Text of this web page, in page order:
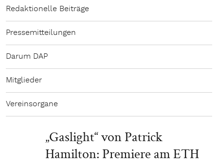
Redaktionelle Beiträge
Pressemitteilungen
Darum DAP
Mitglieder
Vereinsorgane
„Gaslight“ von Patrick
Hamilton: Premiere am ETH